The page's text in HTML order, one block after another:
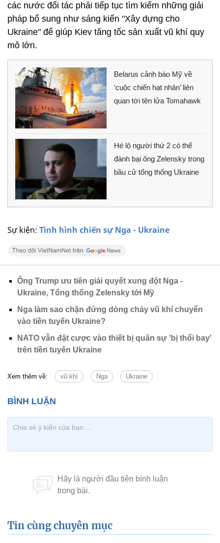
Sự kiện: Tình hình chiến sự Nga - Ukraine
các nước đối tác phải tiếp tục tìm kiếm những giải
pháp bổ sung như sáng kiến "Xây dựng cho
Ukraine" để giúp Kiev tăng tốc sản xuất vũ khí quy
mô lớn.
Belarus cảnh báo Mỹ về
‘cuộc chiến hạt nhân’ liên
quan tới tên lửa Tomahawk
Hé lộ người thứ 2 có thể
đánh bại ông Zelensky trong
bầu cử tổng thống Ukraine
Ông Trump ưu tiên giải quyết xung đột Nga -
Ukraine, Tổng thống Zelensky tới Mỹ
Nga làm sao chặn đứng dòng chảy vũ khí chuyển
vào tiền tuyến Ukraine?
NATO vẫn đặt cược vào thiết bị quân sự 'bị thổi bay'
trên tiền tuyến Ukraine
Xem thêm về: vũ khí Nga Ukraine
Tin cùng chuyên mục